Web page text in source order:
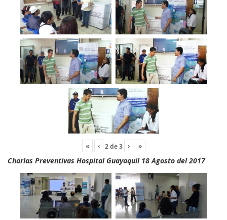
« ‹ 2de3 › »
Charlas Preventivas Hospital Guayaquil 18 Agosto del 2017